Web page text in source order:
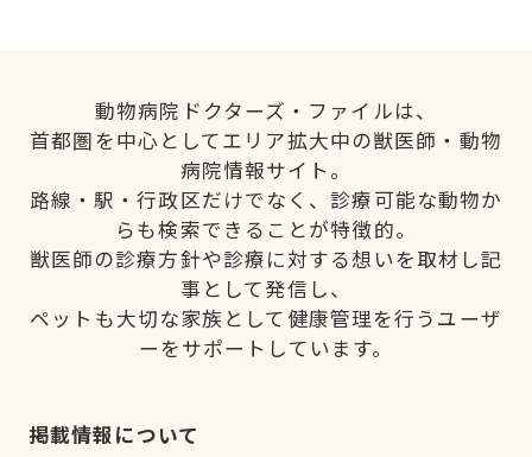
動物病院ドクターズ・ファイルは、
首都圏を中心としてエリア拡大中の獣医師・動物
病院情報サイト。
路線・駅・行政区だけでなく、診療可能な動物か
らも検索できることが特徴的。
獣医師の診療方針や診療に対する想いを取材し記
事として発信し、
ペットも大切な家族として健康管理を行うユーザ
ーをサポートしています。
掲載情報について